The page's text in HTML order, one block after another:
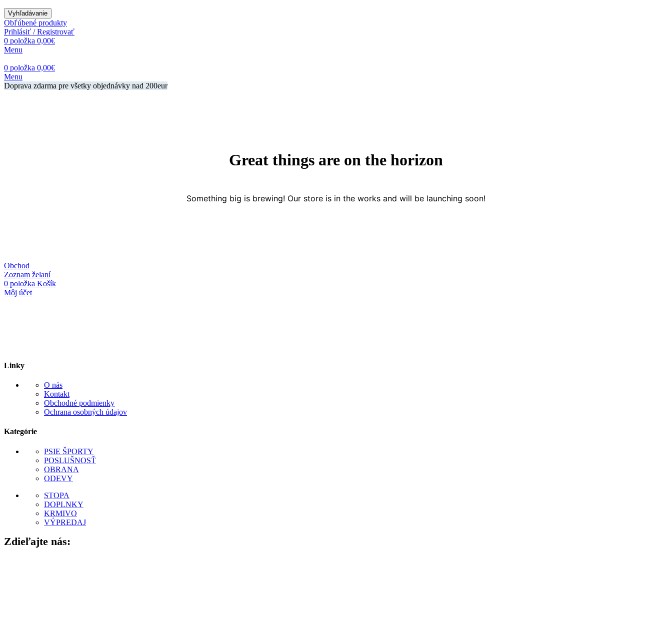
Vyhľadávanie
Obľúbené produkty
Prihlásiť / Registrovať
0 položka 0,00€
Menu
0 položka 0,00€
Menu
Doprava zdarma pre všetky objednávky nad 200eur
Great things are on the horizon
Something big is brewing! Our store is in the works and will be launching soon!
Obchod
Zoznam želaní
0 položka Košík
Môj účet
Linky
O nás
Kontakt
Obchodné podmienky
Ochrana osobných údajov
Kategórie
PSIE ŠPORTY
POSLUŠNOSŤ
OBRANA
ODEVY
STOPA
DOPLNKY
KRMIVO
VÝPREDAJ
Zdieľajte nás: